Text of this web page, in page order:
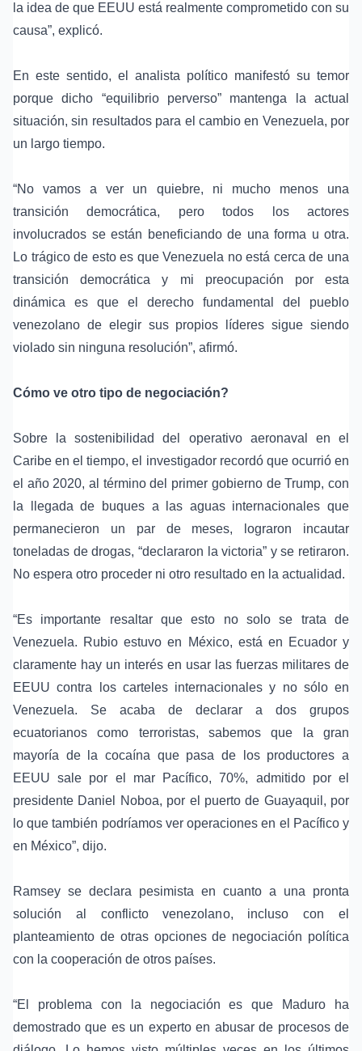
la idea de que EEUU está realmente comprometido con su
causa”, explicó.
En este sentido, el analista político manifestó su temor
porque dicho “equilibrio perverso” mantenga la actual
situación, sin resultados para el cambio en Venezuela, por
un largo tiempo.
“No vamos a ver un quiebre, ni mucho menos una
transición democrática, pero todos los actores
involucrados se están beneficiando de una forma u otra.
Lo trágico de esto es que Venezuela no está cerca de una
transición democrática y mi preocupación por esta
dinámica es que el derecho fundamental del pueblo
venezolano de elegir sus propios líderes sigue siendo
violado sin ninguna resolución”, afirmó.
Cómo ve otro tipo de negociación?
Sobre la sostenibilidad del operativo aeronaval en el
Caribe en el tiempo, el investigador recordó que ocurrió en
el año 2020, al término del primer gobierno de Trump, con
la llegada de buques a las aguas internacionales que
permanecieron un par de meses, lograron incautar
toneladas de drogas, “declararon la victoria” y se retiraron.
No espera otro proceder ni otro resultado en la actualidad.
“Es importante resaltar que esto no solo se trata de
Venezuela. Rubio estuvo en México, está en Ecuador y
claramente hay un interés en usar las fuerzas militares de
EEUU contra los carteles internacionales y no sólo en
Venezuela. Se acaba de declarar a dos grupos
ecuatorianos como terroristas, sabemos que la gran
mayoría de la cocaína que pasa de los productores a
EEUU sale por el mar Pacífico, 70%, admitido por el
presidente Daniel Noboa, por el puerto de Guayaquil , por
lo que también podríamos ver operaciones en el Pacífico y
en México”, dijo.
Ramsey se declara pesimista en cuanto a una pronta
solución al conflicto venezolano, incluso con el
planteamiento de otras opciones de negociación política
con la cooperación de otros países.
“El problema con la negociación es que Maduro ha
demostrado que es un experto en abusar de procesos de